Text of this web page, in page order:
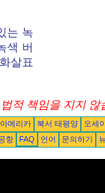
는 녹
색 버
살표
적 책임을 지지 않
메리카 북서 태평양
오세
항 FAQ 언어 문의하기